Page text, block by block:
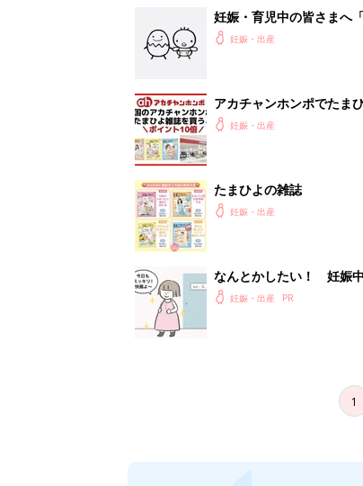
妊娠・育児中の皆さまへ
妊娠・出産
アカチャンホンポでたま
妊娠・出産
たまひよの雑誌
妊娠・出産
なんとかしたい！ 妊娠
妊娠・出産
1